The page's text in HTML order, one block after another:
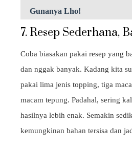
Gunanya Lho!
7. Resep Sederhana,
Coba biasakan pakai resep yang
dan nggak banyak. Kadang kita
pakai lima jenis topping, tiga
macam tepung. Padahal, sering
hasilnya lebih enak. Semakin
kemungkinan bahan tersisa dan